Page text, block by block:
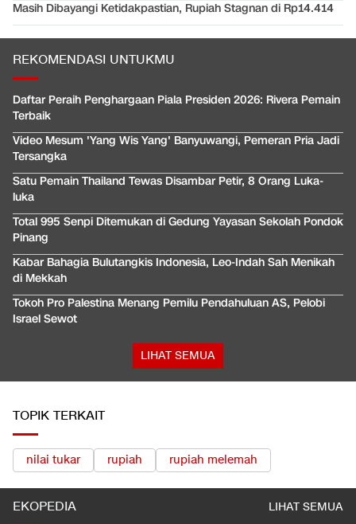
Masih Dibayangi Ketidakpastian, Rupiah Stagnan di Rp14.414
REKOMENDASI UNTUKMU
Daftar Peraih Penghargaan Piala Presiden 2026: Rivera Pemain
Terbaik
Video Mesum 'Yang Wis Yang' Banyuwangi, Pemeran Pria Jadi
Tersangka
Satu Pemain Thailand Tewas Disambar Petir, 8 Orang Luka-
luka
Total 995 Senpi Ditemukan di Gedung Yayasan Sekolah Pondok
Pinang
Kabar Bahagia Bulutangkis Indonesia, Leo-Indah Sah Menikah
di Mekkah
Tokoh Pro Palestina Menang Pemilu Pendahuluan AS, Pelobi
Israel Sewot
LIHAT SEMUA
TOPIK TERKAIT
nilai tukar rupiah rupiah melemah
EKOPEDIA LIHAT SEMUA